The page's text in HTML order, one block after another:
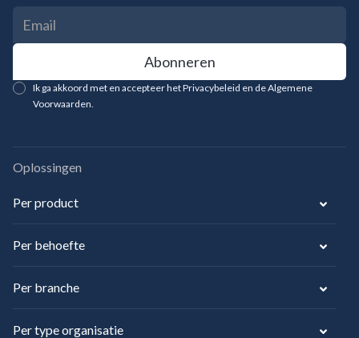
Ik ga akkoord met en accepteer het Privacybeleid en de Algemene
Voorwaarden.
Oplossingen
Per product
Per behoefte
Per branche
Per type organisatie